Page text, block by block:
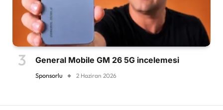
General Mobile GM 26 5G incelemesi
Sponsorlu 2 Haziran 2026